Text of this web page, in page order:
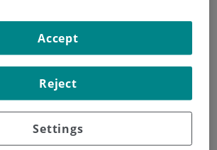
Settings
Reject
Accept